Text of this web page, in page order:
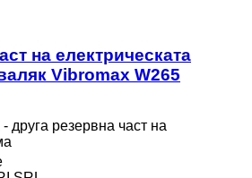
на електрическата
Vibromax W265
друга резервна част на